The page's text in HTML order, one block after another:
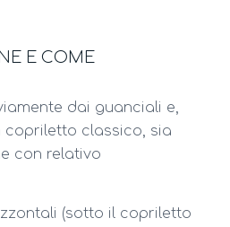
E COME
dai guanciali e,
copriletto classico, sia
con relativo
(sotto il copriletto